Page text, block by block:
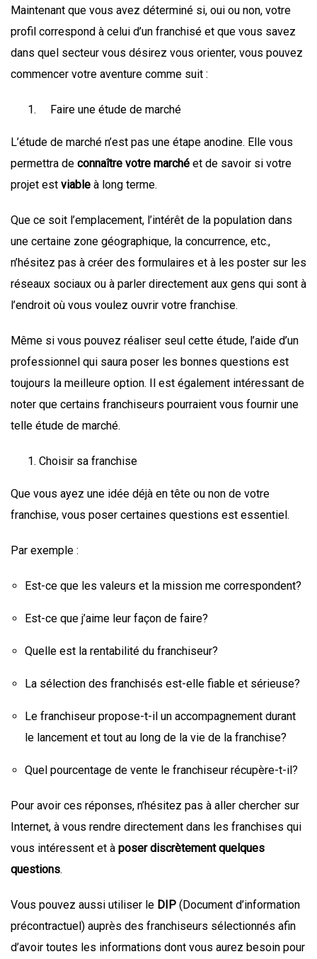
Maintenant que vous avez déterminé si, oui ou non, votre
profil correspond à celui d’un franchisé et que vous savez
dans quel secteur vous désirez vous orienter, vous pouvez
commencer votre aventure comme suit :
Faire une étude de marché
L’étude de marché n’est pas une étape anodine. Elle vous
permettra de connaître votre marché et de savoir si votre
projet est viable à long terme.
Que ce soit l’emplacement, l’intérêt de la population dans
une certaine zone géographique, la concurrence, etc.,
n’hésitez pas à créer des formulaires et à les poster sur les
réseaux sociaux ou à parler directement aux gens qui sont à
l’endroit où vous voulez ouvrir votre franchise.
Même si vous pouvez réaliser seul cette étude, l’aide d’un
professionnel qui saura poser les bonnes questions est
toujours la meilleure option. Il est également intéressant de
noter que certains franchiseurs pourraient vous fournir une
telle étude de marché.
Choisir sa franchise
Que vous ayez une idée déjà en tête ou non de votre
franchise, vous poser certaines questions est essentiel.
Par exemple :
Est-ce que les valeurs et la mission me correspondent?
Est-ce que j’aime leur façon de faire?
Quelle est la rentabilité du franchiseur?
La sélection des franchisés est-elle fiable et sérieuse?
Le franchiseur propose-t-il un accompagnement durant
le lancement et tout au long de la vie de la franchise?
Quel pourcentage de vente le franchiseur récupère-t-il?
Pour avoir ces réponses, n’hésitez pas à aller chercher sur
Internet, à vous rendre directement dans les franchises qui
vous intéressent et à poser discrètement quelques
questions.
Vous pouvez aussi utiliser le DIP (Document d’information
précontractuel) auprès des franchiseurs sélectionnés afin
d’avoir toutes les informations dont vous aurez besoin pour